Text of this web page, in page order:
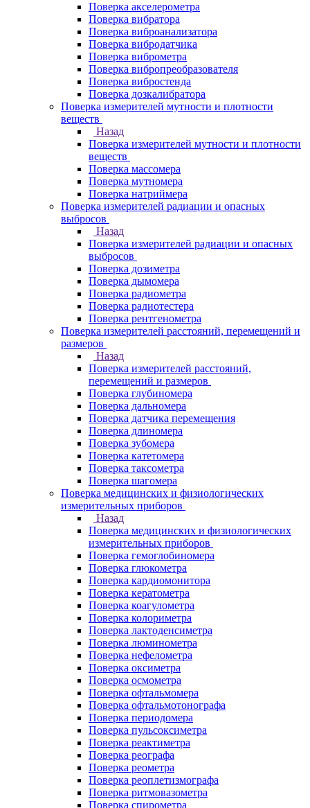
Поверка акселерометра
Поверка вибратора
Поверка виброанализатора
Поверка вибродатчика
Поверка виброметра
Поверка вибропреобразователя
Поверка вибростенда
Поверка дозкалибратора
Поверка измерителей мутности и плотности
веществ
Назад
Поверка измерителей мутности и плотности
веществ
Поверка массомера
Поверка мутномера
Поверка натриймера
Поверка измерителей радиации и опасных
выбросов
Назад
Поверка измерителей радиации и опасных
выбросов
Поверка дозиметра
Поверка дымомера
Поверка радиометра
Поверка радиотестера
Поверка рентгенометра
Поверка измерителей расстояний, перемещений и
размеров
Назад
Поверка измерителей расстояний,
перемещений и размеров
Поверка глубиномера
Поверка дальномера
Поверка датчика перемещения
Поверка длиномера
Поверка зубомера
Поверка катетомера
Поверка таксометра
Поверка шагомера
Поверка медицинских и физиологических
измерительных приборов
Назад
Поверка медицинских и физиологических
измерительных приборов
Поверка гемоглобиномера
Поверка глюкометра
Поверка кардиомонитора
Поверка кератометра
Поверка коагулометра
Поверка колориметра
Поверка лактоденсиметра
Поверка люминометра
Поверка нефелометра
Поверка оксиметра
Поверка осмометра
Поверка офтальмомера
Поверка офтальмотонографа
Поверка периодомера
Поверка пульсоксиметра
Поверка реактиметра
Поверка реографа
Поверка реометра
Поверка реоплетизмографа
Поверка ритмовазометра
Поверка спирометра